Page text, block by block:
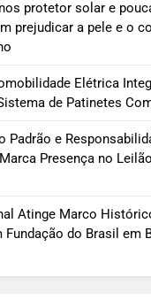
protetor solar e
prejudicar a pele e o
Elétrica
de Patinetes
Padrão e
Presença no
Atinge Marco
Fundação do Brasil em